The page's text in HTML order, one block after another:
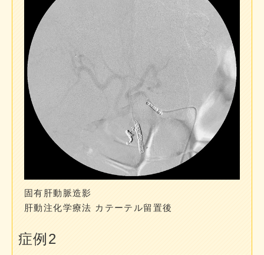
固有肝動脈造影
肝動注化学療法 カテーテル留置後
症例2